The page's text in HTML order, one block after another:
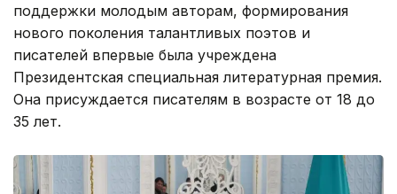
поддержки молодым авторам, формирования
нового поколения талантливых поэтов и
писателей впервые была учреждена
Президентская специальная литературная премия.
Она присуждается писателям в возрасте от 18 до
35 лет.